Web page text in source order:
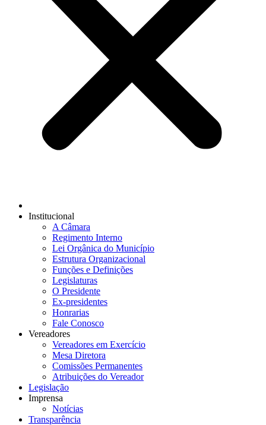
Institucional
A Câmara
Regimento Interno
Lei Orgânica do Município
Estrutura Organizacional
Funções e Definições
Legislaturas
O Presidente
Ex-presidentes
Honrarias
Fale Conosco
Vereadores
Vereadores em Exercício
Mesa Diretora
Comissões Permanentes
Atribuições do Vereador
Legislação
Imprensa
Notícias
Transparência